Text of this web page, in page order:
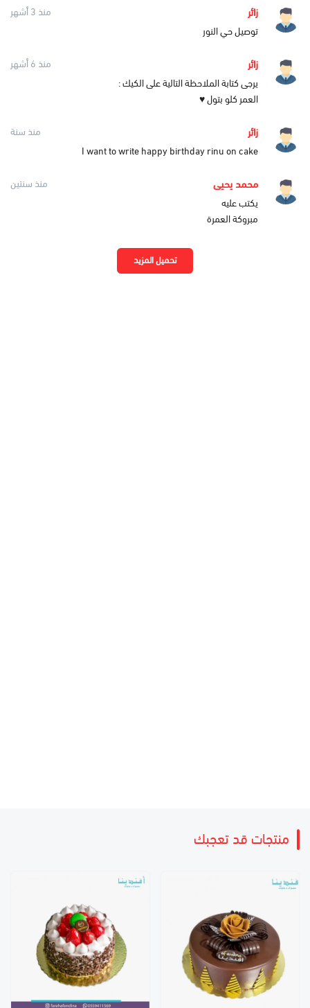
زائر
منذ 3 أشهر
توصيل حي النور
زائر
منذ 6 أشهر
يرجى كتابة الملاحظة التالية على الكيك :
العمر كلو بتول ♥️
زائر
منذ سنة
I want to write happy birthday rinu on cake
محمد يحيى
منذ سنتين
يكتب عليه
مبروكة العمرة
تحميل المزيد
منتجات قد تعجبك